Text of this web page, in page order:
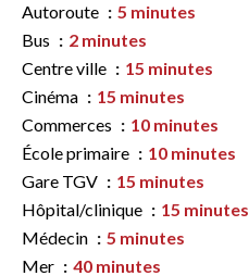
Autoroute
5 minutes
Bus
2 minutes
Centre ville
15 minutes
Cinéma
15 minutes
Commerces
10 minutes
École primaire
10 minutes
Gare TGV
15 minutes
Hôpital/clinique
15 minutes
Médecin
5 minutes
Mer
40 minutes